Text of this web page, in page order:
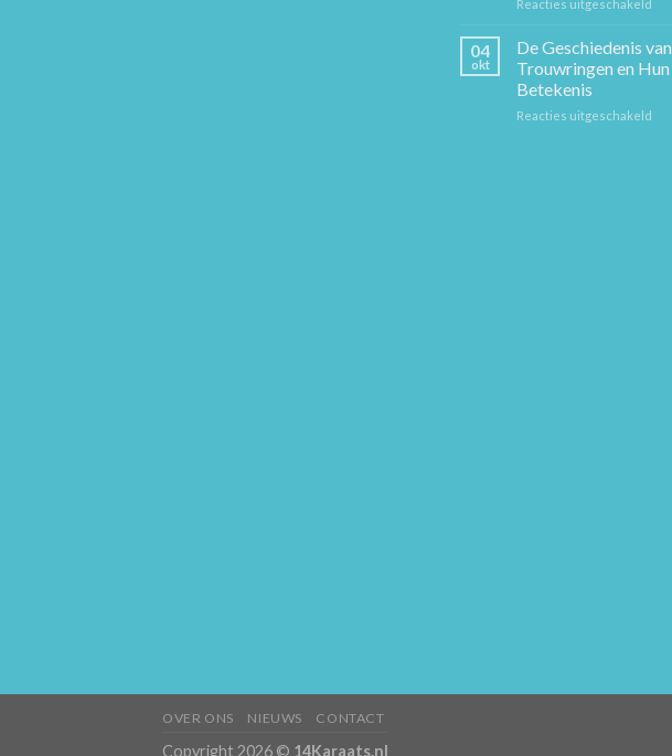
Reacties uitgeschakeld
Hoe
Je
04
okt
De Geschiedenis van
Trouwringen en Hun
Betekenis
Reacties uitgeschakeld
OVER ONS NIEUWS CONTACT
Copyright 2026 © 14Karaats.nl